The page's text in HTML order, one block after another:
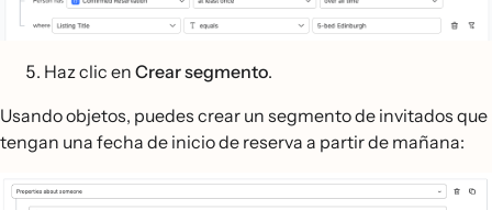
Haz clic en Crear segmento.
Usando objetos, puedes crear un segmento de invitados que
tengan una fecha de inicio de reserva a partir de mañana: